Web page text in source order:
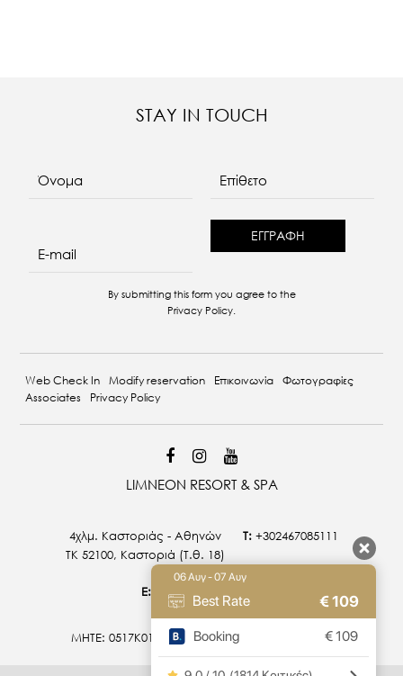
STAY IN TOUCH
By submitting this form you agree to the
Privacy Policy.
Web Check In Modify reservation Επικοινωνία
Φωτογραφίες
Associates
Privacy Policy
LIMNEON RESORT & SPA
4χλμ. Καστοριάς - Αθηνών
ΤΚ 52100, Καστοριά (T.θ. 18)
T: +302467085111
E: info@limneon.com
MHTE: 0517Κ015Α0027800 | 0517Κ014Α0026900
06 Αυγ - 07 Αυγ
Best Rate €109
Booking €109